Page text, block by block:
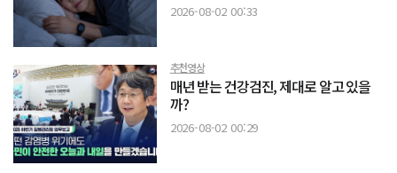
2026-08-02 00:33
추천영상
매년 받는 건강검진, 제대로 알고 있을
까?
2026-08-02 00:29